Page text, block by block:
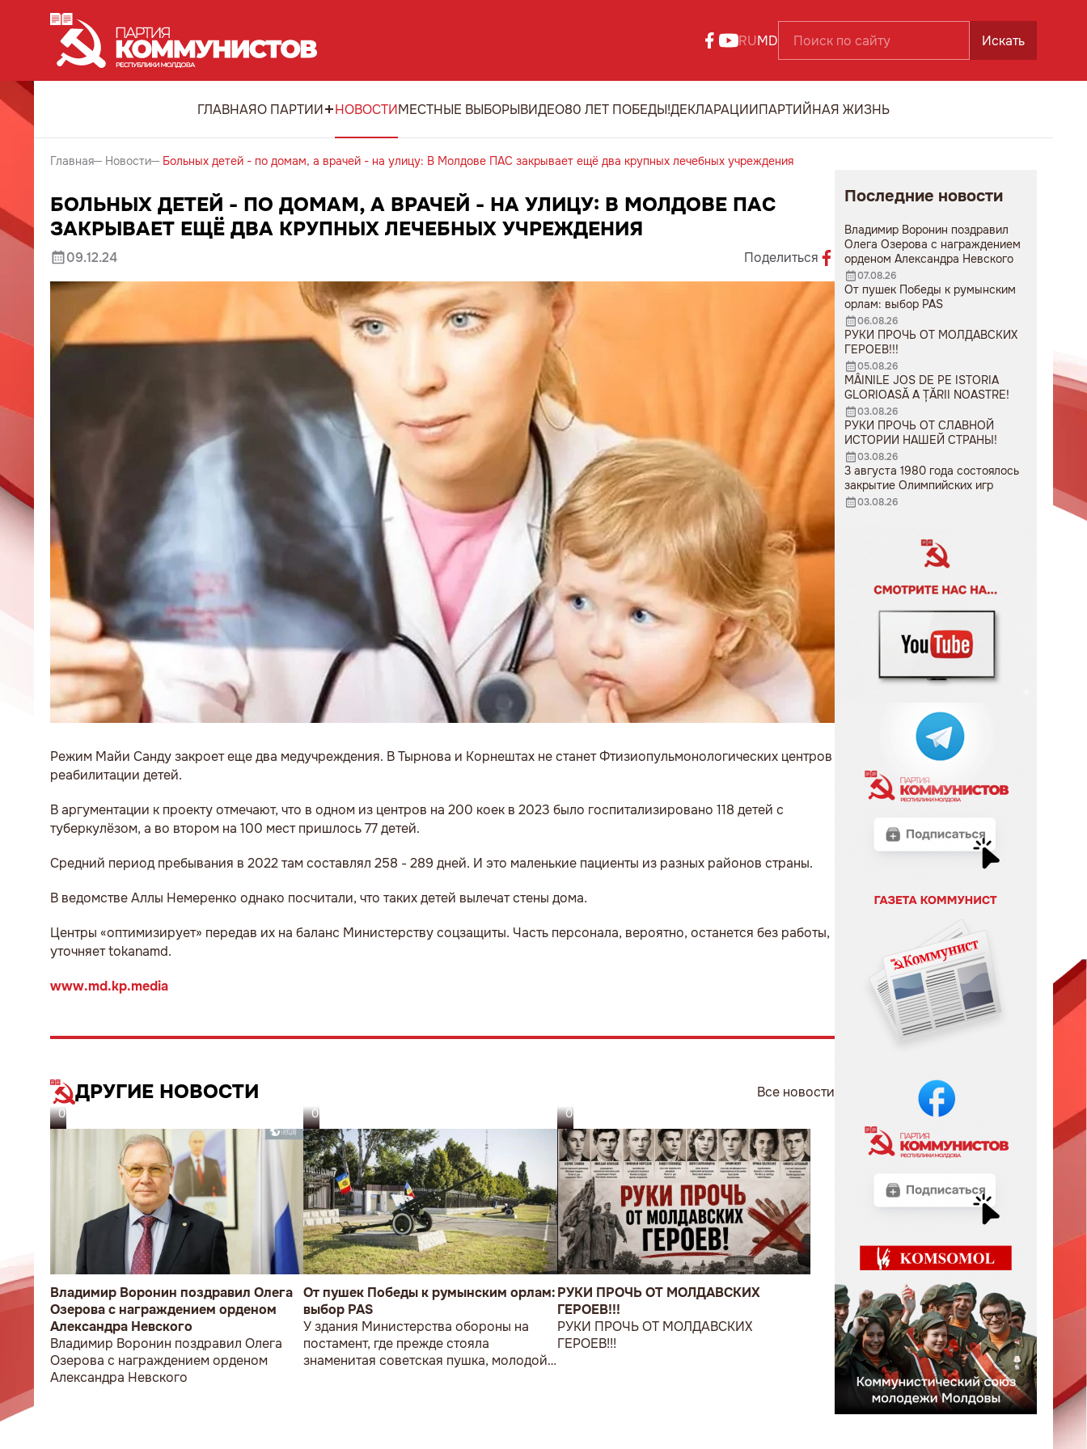
RUMD Искать
ГЛАВНАЯО ПАРТИИ НОВОСТИМЕСТНЫЕ ВЫБОРЫВИДЕО80 ЛЕТ ПОБЕДЫ!ДЕКЛАРАЦИИПАРТИЙНАЯ ЖИЗНЬ
Главная Новости Больных детей - по домам, а врачей - на улицу: В Молдове ПАС закрывает ещё два крупных лечебных учреждения
БОЛЬНЫХ ДЕТЕЙ - ПО ДОМАМ, А ВРАЧЕЙ - НА УЛИЦУ: В МОЛДОВЕ ПАС
ЗАКРЫВАЕТ ЕЩЁ ДВА КРУПНЫХ ЛЕЧЕБНЫХ УЧРЕЖДЕНИЯ
09.12.24 Поделиться
Режим Майи Санду закроет еще два медучреждения. В Тырнова и Корнештах не станет Фтизиопульмонологических центров
реабилитации детей.
В аргументации к проекту отмечают, что в одном из центров на 200 коек в 2023 было госпитализировано 118 детей с
туберкулёзом, а во втором на 100 мест пришлось 77 детей.
Средний период пребывания в 2022 там составлял 258 - 289 дней. И это маленькие пациенты из разных районов страны.
В ведомстве Аллы Немеренко однако посчитали, что таких детей вылечат стены дома.
Центры «оптимизирует» передав их на баланс Министерству соцзащиты. Часть персонала, вероятно, останется без работы,
уточняет tokanamd.
www.md.kp.media
ДРУГИЕ НОВОСТИ Все новости
07.08.26
Владимир Воронин поздравил Олега
Озерова с награждением орденом
Александра Невского
Владимир Воронин поздравил Олега
Озерова с награждением орденом
Александра Невского
06.08.26
От пушек Победы к румынским орлам:
выбор PAS
У здания Министерства обороны на
постамент, где прежде стояла
знаменитая советская пушка, молодой
05.08.26
РУКИ ПРОЧЬ ОТ МОЛДАВСКИХ
ГЕРОЕВ!!!
РУКИ ПРОЧЬ ОТ МОЛДАВСКИХ
ГЕРОЕВ!!!
Последние новости
Владимир Воронин поздравил
Олега Озерова с награждением
орденом Александра Невского
07.08.26
От пушек Победы к румынским
орлам: выбор PAS
06.08.26
РУКИ ПРОЧЬ ОТ МОЛДАВСКИХ
ГЕРОЕВ!!!
05.08.26
MÂINILE JOS DE PE ISTORIA
GLORIOASĂ A ȚĂRII NOASTRE!
03.08.26
РУКИ ПРОЧЬ ОТ СЛАВНОЙ
ИСТОРИИ НАШЕЙ СТРАНЫ!
03.08.26
3 августа 1980 года состоялось
закрытие Олимпийских игр
03.08.26